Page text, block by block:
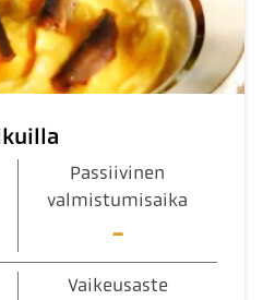
Passiivinen
valmistumisaika
-
Vaikeusaste